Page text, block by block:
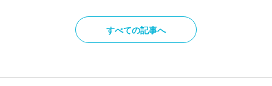
すべての記事へ